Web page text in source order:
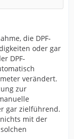
die DPF-
oder gar
DPF-
verändert.
zur
gar zielführend.
mit der